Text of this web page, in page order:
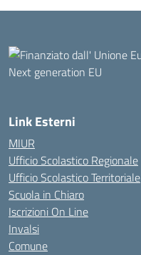
Link Esterni
MIUR
Ufficio Scolastico Regionale
Ufficio Scolastico Territoriale
Scuola in Chiaro
Iscrizioni On Line
Invalsi
Comune